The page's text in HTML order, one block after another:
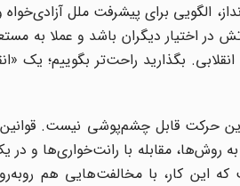
الگویی برای پیشرفت ملل
اختیار دیگران باشد و عملا به
بگذارید راحت‌تر بگوییم؛ یک
حرکت قابل چشم‌پوشی نیست.
روش‌ها، مقابله با رانت‌خواری‌ها و
که این کار، با مخالفت‌هایی هم